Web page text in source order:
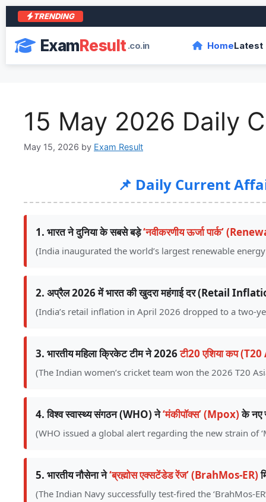
TRENDING
ExamResult.co.in HomeLatest
15 May 2026 Daily
May 15, 2026 by Exam Result
📌 Daily Current
1. भारत ने दुनिया के सबसे बड़े‘नवीकरणीय ऊर्जा पार्क’
(India inaugurated the world’s largest renewable
2. अप्रैल 2026 में भारत की खुदरा महंगाई दर (Retail
(India’s retail inflation in April 2026 dropped to a two-
3. भारतीय महिला क्रिकेट टीम ने 2026टी20 एशिया कप
(The Indian women’s cricket team won the 2026 T20
4. विश्व स्वास्थ्य संगठन (WHO) ने‘मंकीपॉक्स’ (Mpox)के नए
(WHO issued a global alert regarding the new strain of
5. भारतीय नौसेना ने‘ब्रह्मोस एक्सटेंडेड रेंज’ (BrahMos-ER)
(The Indian Navy successfully test-fired the ‘BrahMos-